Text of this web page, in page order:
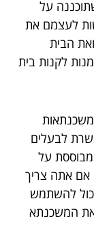
על
לעצמם את
הבית
לקנות בית
לבעלים
מבוססת על
אם אתה צריך
להשתמש
את המשכנתא